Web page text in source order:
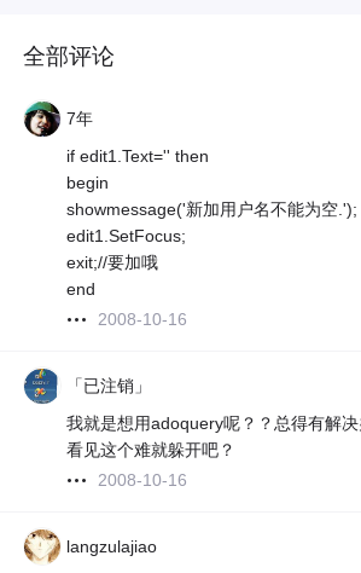
全部评论
7年
if edit1.Text='' then
begin
showmessage('新加用户名不能为空.');
edit1.SetFocus;
exit;//要加哦
end
2008-10-16
「已注销」
我就是想用adoquery呢？？总得有解
看见这个难就躲开吧？
2008-10-16
langzulajiao